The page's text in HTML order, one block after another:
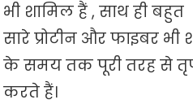
भी शामिल हैं , साथ ही बहुत
सारे प्रोटीन और फाइबर
के समय तक पूरी तरह से
करते हैं।